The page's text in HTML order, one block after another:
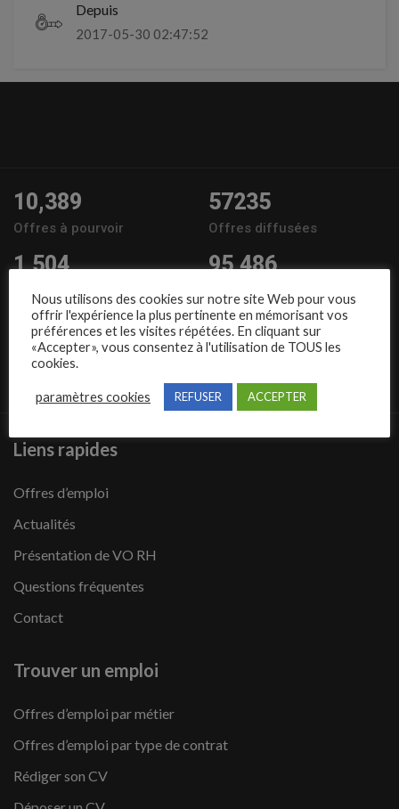
Depuis
2017-05-30 02:47:52
10,389
Offres à pourvoir
57235
Offres diffusées
1,504
Entreprises
95,486
Candidats
Nous suivre
Liens rapides
Offres d’emploi
Actualités
Présentation de VO RH
Questions fréquentes
Contact
Trouver un emploi
Offres d’emploi par métier
Offres d’emploi par type de contrat
Rédiger son CV
Nous utilisons des cookies sur notre site Web pour vous
offrir l'expérience la plus pertinente en mémorisant vos
préférences et les visites répétées. En cliquant sur
«Accepter», vous consentez à l'utilisation de TOUS les
cookies.
paramètres cookies REFUSER ACCEPTER